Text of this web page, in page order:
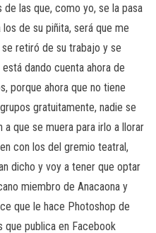
las que, como yo, se la pasa
de su piñita, será que me
se retiró de su trabajo y se
dando cuenta ahora de
porque ahora que no tiene
gratuitamente, nadie se
que se muera para irlo a llorar
con los del gremio teatral,
dicho y voy a tener que optar
miembro de Anacaona y
que le hace Photoshop de
publica en Facebook